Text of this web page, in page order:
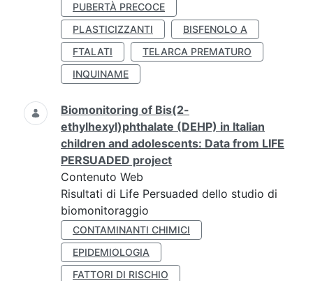
PUBERTÀ PRECOCE
PLASTICIZZANTI
BISFENOLO A
FTALATI
TELARCA PREMATURO
INQUINAME
Biomonitoring of Bis(2-
ethylhexyl)phthalate (DEHP) in Italian
children and adolescents: Data from LIFE
PERSUADED project
Contenuto Web
Risultati di Life Persuaded dello studio di
biomonitoraggio
CONTAMINANTI CHIMICI
EPIDEMIOLOGIA
FATTORI DI RISCHIO